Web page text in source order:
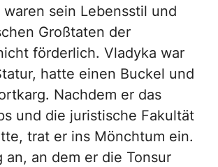
sein Lebensstil und
Großtaten der
förderlich. Vladyka war
hatte einen Buckel und
Nachdem er das
und die juristische Fakultät
trat er ins Mönchtum ein.
an, an dem er die Tonsur